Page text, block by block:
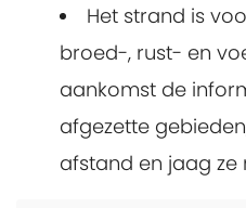
Het strand is
broed-, rust- en
aankomst de
afgezette
afstand en jaag ze